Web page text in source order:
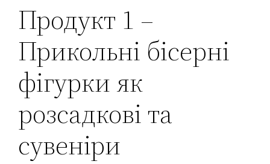
Продукт 1 –
Прикольні бісерні
фігурки як
розсадкові та
сувеніри